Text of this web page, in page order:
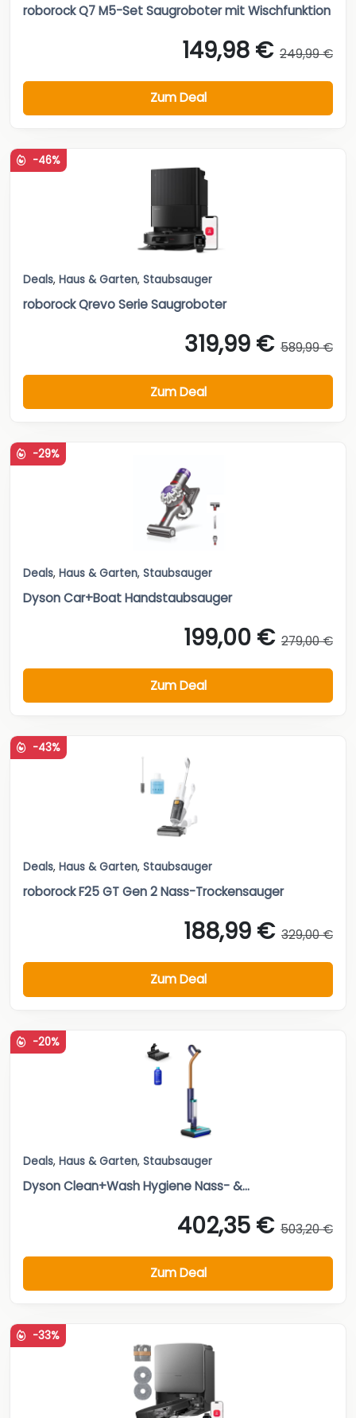
roborock Q7 M5-Set Saugroboter mit Wischfunktion
149,98 € 249,99 €
Zum Deal
-46%
Deals, Haus & Garten, Staubsauger
roborock Qrevo Serie Saugroboter
319,99 € 589,99 €
Zum Deal
-29%
Deals, Haus & Garten, Staubsauger
Dyson Car+Boat Handstaubsauger
199,00 € 279,00 €
Zum Deal
-43%
Deals, Haus & Garten, Staubsauger
roborock F25 GT Gen 2 Nass-Trockensauger
188,99 € 329,00 €
Zum Deal
-20%
Deals, Haus & Garten, Staubsauger
Dyson Clean+Wash Hygiene Nass- &...
402,35 € 503,20 €
Zum Deal
-33%